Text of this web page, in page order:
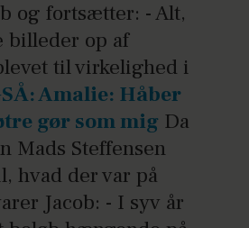
og fortsætter: - Alt,
billeder op af
til virkelighed i
Amalie: Håber
gør som mig Da
Mads Steffensen
hvad der var på
Jacob: - I syv år